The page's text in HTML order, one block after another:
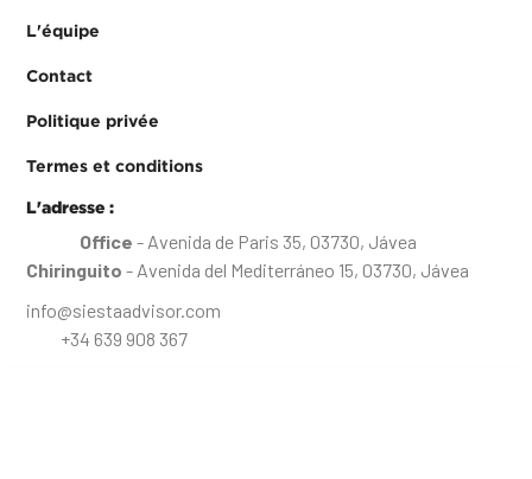
L'équipe
Contact
Politique privée
Termes et conditions
L'adresse :
Office - Avenida de Paris 35, 03730, Jávea
Chiringuito - Avenida del Mediterráneo 15, 03730, Jávea
info@siestaadvisor.com
+34 639 908 367